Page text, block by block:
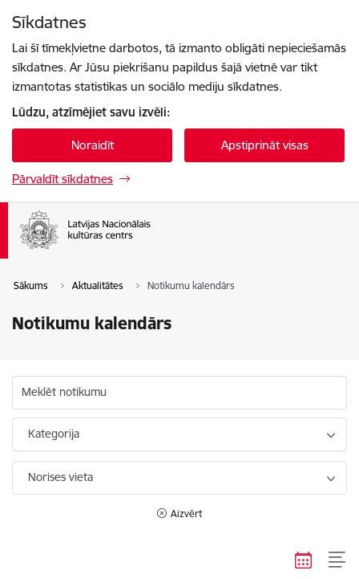
Sīkdatnes
Lai šī tīmekļvietne darbotos, tā izmanto obligāti nepieciešamās
sīkdatnes. Ar Jūsu piekrišanu papildus šajā vietnē var tikt
izmantotas statistikas un sociālo mediju sīkdatnes.
Lūdzu, atzīmējiet savu izvēli:
Noraidīt Apstiprināt visas
Pārvaldīt sīkdatnes
Sākums Aktualitātes Notikumu kalendārs
Notikumu kalendārs
Meklēt notikumu
Kategorija
Norises vieta
Aizvērt